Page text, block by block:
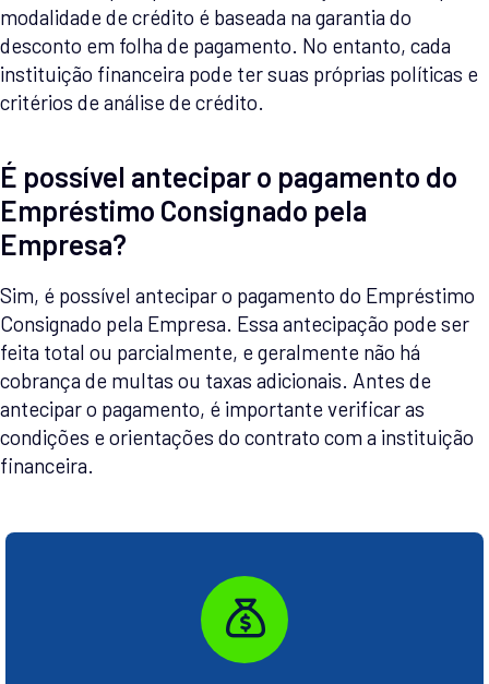
modalidade de crédito é baseada na garantia do
desconto em folha de pagamento. No entanto, cada
instituição financeira pode ter suas próprias políticas e
critérios de análise de crédito.
É possível antecipar o pagamento do
Empréstimo Consignado pela
Empresa?
Sim, é possível antecipar o pagamento do Empréstimo
Consignado pela Empresa. Essa antecipação pode ser
feita total ou parcialmente, e geralmente não há
cobrança de multas ou taxas adicionais. Antes de
antecipar o pagamento, é importante verificar as
condições e orientações do contrato com a instituição
financeira.